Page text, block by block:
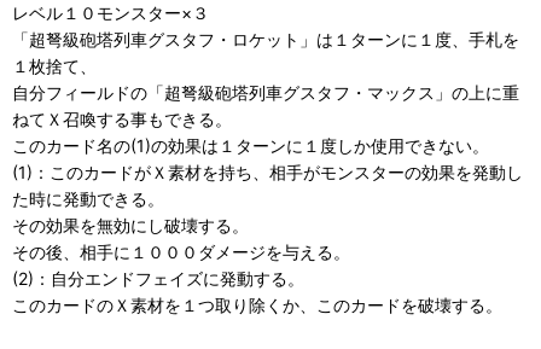
レベル１０モンスター×３
「超弩級砲塔列車グスタフ・ロケット」は１ターンに１度、手札を
１枚捨て、
自分フィールドの「超弩級砲塔列車グスタフ・マックス」の上に重
ねてＸ召喚する事もできる。
このカード名の(1)の効果は１ターンに１度しか使用できない。
(1)：このカードがＸ素材を持ち、相手がモンスターの効果を発動し
た時に発動できる。
その効果を無効にし破壊する。
その後、相手に１０００ダメージを与える。
(2)：自分エンドフェイズに発動する。
このカードのＸ素材を１つ取り除くか、このカードを破壊する。